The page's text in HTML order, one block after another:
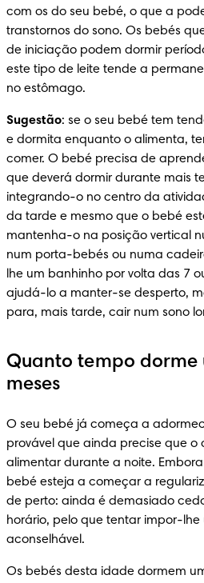
com os do seu bebé, o que a
transtornos do sono. Os bebés
de iniciação podem dormir
este tipo de leite tende a
no estômago.
Sugestão: se o seu bebé tem
e dormita enquanto o alimenta,
comer. O bebé precisa de
que deverá dormir durante mais
integrando-o no centro da
da tarde e mesmo que o bebé
mantenha-o na posição vertical
num porta-bebés ou numa
lhe um banhinho por volta das 7
ajudá-lo a manter-se desperto,
para, mais tarde, cair num sono
Quanto tempo dorme
meses
O seu bebé já começa a
provável que ainda precise que o
alimentar durante a noite.
bebé esteja a começar a
de perto: ainda é demasiado
horário, pelo que tentar impor-lhe
aconselhável.
Os bebés desta idade dormem